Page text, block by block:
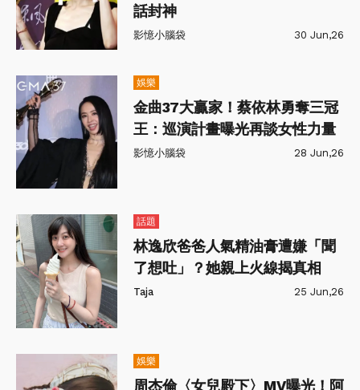
話封神
影憶小腦袋 30 Jun,26
娛樂
金曲37大贏家！蔡依林勇奪三冠
王：巡演計畫曝光再談女性力量
影憶小腦袋 28 Jun,26
話題
林逸欣爸爸人氣精油膏遭嫌「聞
了想吐」？她親上火線揭真相
Taja 25 Jun,26
娛樂
周杰倫〈女兒殿下〉MV曝光！阿